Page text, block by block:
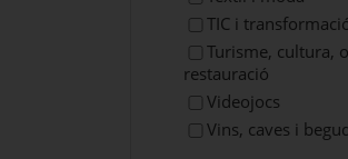
TIC i
Turisme, cultura,
restauració
Videojocs
Vins, caves i